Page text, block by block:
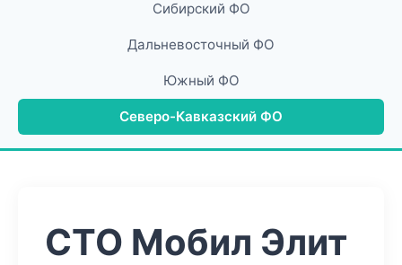
Сибирский ФО
Дальневосточный ФО
Южный ФО
Северо-Кавказский ФО
СТО Мобил Элит